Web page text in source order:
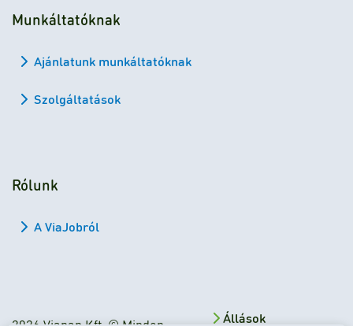
Munkáltatóknak
Ajánlatunk munkáltatóknak
Szolgáltatások
Rólunk
A ViaJobról
Állások